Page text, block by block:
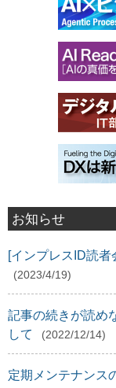
お知らせ
[インプレスID読
(2023/4/19)
記事の続きが読め
して
(2022/12/14)
定期メンテナンス